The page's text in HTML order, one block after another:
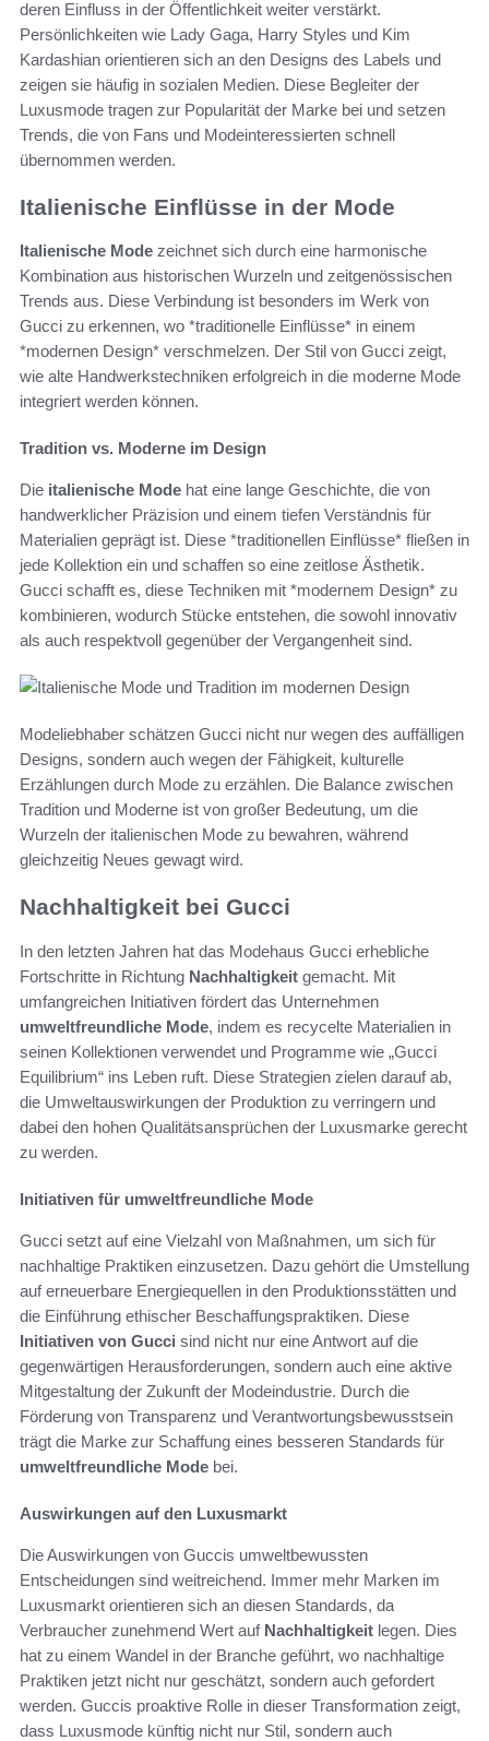
deren Einfluss in der Öffentlichkeit weiter verstärkt.
Persönlichkeiten wie Lady Gaga, Harry Styles und Kim
Kardashian orientieren sich an den Designs des Labels und
zeigen sie häufig in sozialen Medien. Diese Begleiter der
Luxusmode tragen zur Popularität der Marke bei und setzen
Trends, die von Fans und Modeinteressierten schnell
übernommen werden.
Italienische Einflüsse in der Mode
Italienische Mode zeichnet sich durch eine harmonische
Kombination aus historischen Wurzeln und zeitgenössischen
Trends aus. Diese Verbindung ist besonders im Werk von
Gucci zu erkennen, wo *traditionelle Einflüsse* in einem
*modernen Design* verschmelzen. Der Stil von Gucci zeigt,
wie alte Handwerkstechniken erfolgreich in die moderne Mode
integriert werden können.
Tradition vs. Moderne im Design
Die italienische Mode hat eine lange Geschichte, die von
handwerklicher Präzision und einem tiefen Verständnis für
Materialien geprägt ist. Diese *traditionellen Einflüsse* fließen in
jede Kollektion ein und schaffen so eine zeitlose Ästhetik.
Gucci schafft es, diese Techniken mit *modernem Design* zu
kombinieren, wodurch Stücke entstehen, die sowohl innovativ
als auch respektvoll gegenüber der Vergangenheit sind.
Modeliebhaber schätzen Gucci nicht nur wegen des auffälligen
Designs, sondern auch wegen der Fähigkeit, kulturelle
Erzählungen durch Mode zu erzählen. Die Balance zwischen
Tradition und Moderne ist von großer Bedeutung, um die
Wurzeln der italienischen Mode zu bewahren, während
gleichzeitig Neues gewagt wird.
Nachhaltigkeit bei Gucci
In den letzten Jahren hat das Modehaus Gucci erhebliche
Fortschritte in Richtung Nachhaltigkeit gemacht. Mit
umfangreichen Initiativen fördert das Unternehmen
umweltfreundliche Mode, indem es recycelte Materialien in
seinen Kollektionen verwendet und Programme wie „Gucci
Equilibrium“ ins Leben ruft. Diese Strategien zielen darauf ab,
die Umweltauswirkungen der Produktion zu verringern und
dabei den hohen Qualitätsansprüchen der Luxusmarke gerecht
zu werden.
Initiativen für umweltfreundliche Mode
Gucci setzt auf eine Vielzahl von Maßnahmen, um sich für
nachhaltige Praktiken einzusetzen. Dazu gehört die Umstellung
auf erneuerbare Energiequellen in den Produktionsstätten und
die Einführung ethischer Beschaffungspraktiken. Diese
Initiativen von Gucci sind nicht nur eine Antwort auf die
gegenwärtigen Herausforderungen, sondern auch eine aktive
Mitgestaltung der Zukunft der Modeindustrie. Durch die
Förderung von Transparenz und Verantwortungsbewusstsein
trägt die Marke zur Schaffung eines besseren Standards für
umweltfreundliche Mode bei.
Auswirkungen auf den Luxusmarkt
Die Auswirkungen von Guccis umweltbewussten
Entscheidungen sind weitreichend. Immer mehr Marken im
Luxusmarkt orientieren sich an diesen Standards, da
Verbraucher zunehmend Wert auf Nachhaltigkeit legen. Dies
hat zu einem Wandel in der Branche geführt, wo nachhaltige
Praktiken jetzt nicht nur geschätzt, sondern auch gefordert
werden. Guccis proaktive Rolle in dieser Transformation zeigt,
dass Luxusmode künftig nicht nur Stil, sondern auch